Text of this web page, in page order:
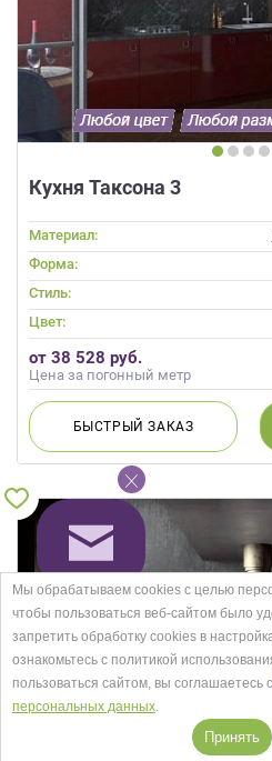
Кухня Таксона 3
Материал:
Форма:
Стиль:
Цвет:
от 38 528 руб.
Цена за погонный метр
БЫСТРЫЙЗАКАЗ
Мы обрабатываем cookies с целью
чтобы пользоваться веб-сайтом было
запретить обработку сookies в
ознакомьтесь с политикой
пользоваться сайтом, вы соглашаетесь с
персональных данных.
Принять